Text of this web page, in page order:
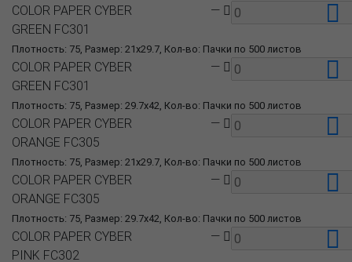
Плотность: 75, Размер: 21x29.7, Кол-во: Пачки по 500 листов
COLOR PAPER CYBER
GREEN FC301
—
Плотность: 75, Размер: 29.7x42, Кол-во: Пачки по 500 листов
COLOR PAPER CYBER
GREEN FC301
—
Плотность: 75, Размер: 21x29.7, Кол-во: Пачки по 500 листов
COLOR PAPER CYBER
ORANGE FC305
—
Плотность: 75, Размер: 29.7x42, Кол-во: Пачки по 500 листов
COLOR PAPER CYBER
ORANGE FC305
—
COLOR PAPER CYBER
PINK FC302
—